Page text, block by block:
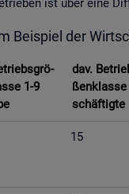
ist über eine
Bei­spiel der
1-9
dav.
schäf­tig­te
15